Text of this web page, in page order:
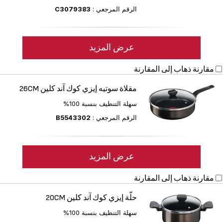
الرقم المرجعي : C3079383
عرض المزيد
مقارنة ذهاب إلى المقارنة
مقلاة سوتيه إيزي كوك آند كلين 26CM
سهلة التنظيف بنسبة 100%
الرقم المرجعي : B5543302
عرض المزيد
مقارنة ذهاب إلى المقارنة
حلّة إيزي كوك آند كلين 20CM
سهلة التنظيف بنسبة 100%